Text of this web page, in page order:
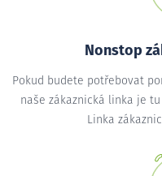
Nonstop
Pokud budete potřebovat
naše zákaznická linka je
Linka